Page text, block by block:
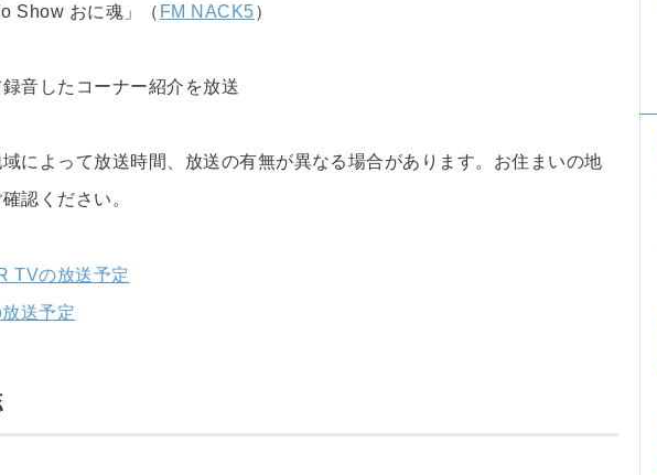
Show おに魂」（ FM NACK5）
音したコーナー紹介を放送
によって放送時間、放送の有無が異なる場合があります。お住まいの地
認ください。
TVの放送予定
送予定